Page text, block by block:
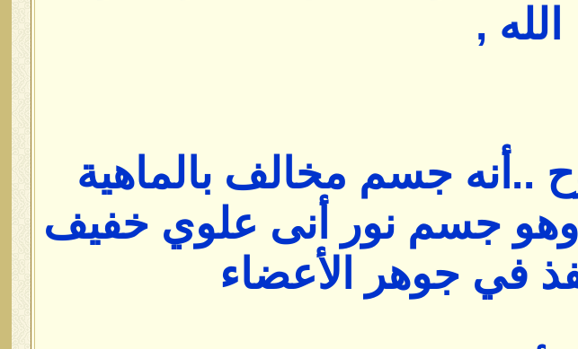
الله ,
..أنه جسم مخالف بالماهية
جسم نور أنى علوي خفيف
في جوهر الأعضاء